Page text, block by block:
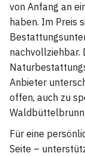
von Anfang an
haben. Im Preis
nachvollziehbar.
Anbieter
offen, auch zu
Für eine
Seite –